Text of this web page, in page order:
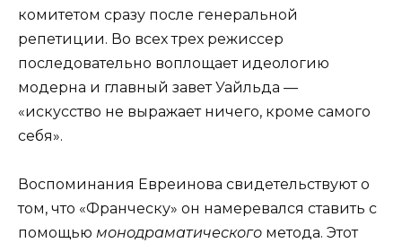
комитетом сразу после генеральной
репетиции. Во всех трех режиссер
последовательно воплощает идеологию
модерна и главный завет Уайльда —
«искусство не выражает ничего, кроме самого
себя».
Воспоминания Евреинова свидетельствуют о
том, что «Франческу» он намеревался ставить с
помощью монодраматического метода. Этот